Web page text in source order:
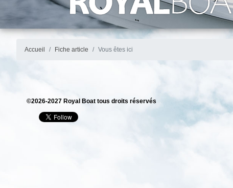
Accueil Fiche article Vous êtes ici
©2026-2027 Royal Boat tous droits réservés